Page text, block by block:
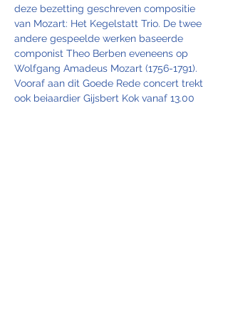
deze bezetting geschreven compositie
van Mozart: Het Kegelstatt Trio. De twee
andere gespeelde werken baseerde
componist Theo Berben eveneens op
Wolfgang Amadeus Mozart (1756-1791).
Vooraf aan dit Goede Rede concert trekt
ook beiaardier Gijsbert Kok vanaf 13.00